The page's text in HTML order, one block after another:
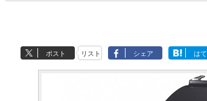
ポスト リスト シェア は